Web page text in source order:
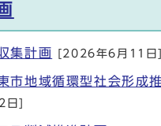
集計画 [2026年6月11日]
市地域循環型社会形成
]